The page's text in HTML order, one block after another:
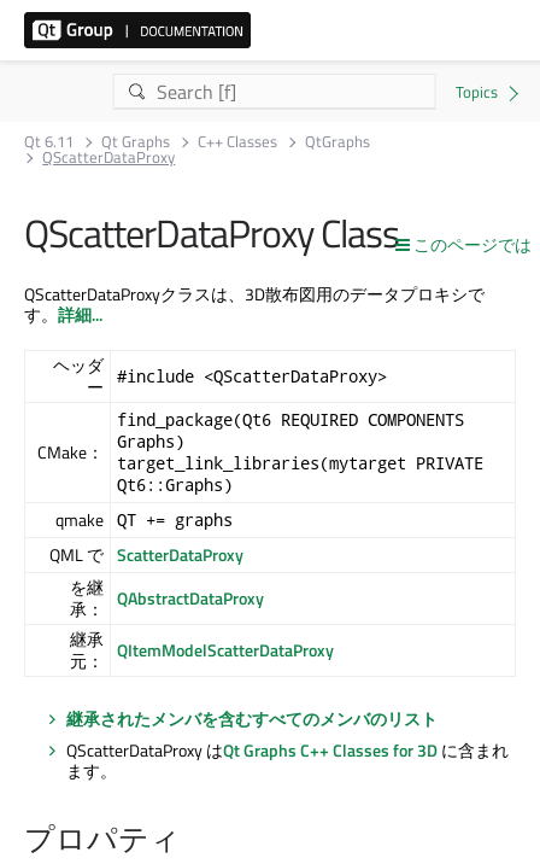
Qt 6.11 Qt Graphs C++ Classes QtGraphs
QScatterDataProxy
このページでは
QScatterDataProxy Class
QScatterDataProxyクラスは、3D散布図用のデータプロキシで
す。 詳細...
ヘッダ
ー
#include <QScatterDataProxy>
CMake：
find_package(Qt6 REQUIRED COMPONENTS
Graphs)
target_link_libraries(mytarget PRIVATE
Qt6::Graphs)
qmake QT += graphs
QML で ScatterDataProxy
を継
承：
QAbstractDataProxy
継承
元：
QItemModelScatterDataProxy
継承されたメンバを含むすべてのメンバのリスト
QScatterDataProxy はQt GraphsC++ Classes for 3Dに含まれ
ます。
プロパティ